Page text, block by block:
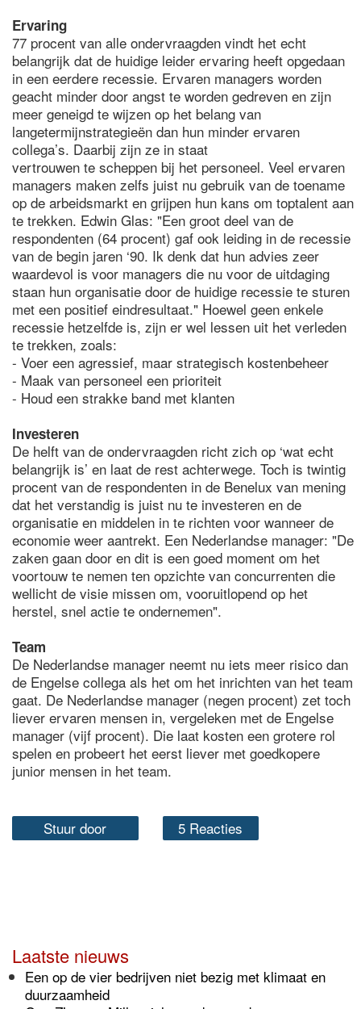
Ervaring
77 procent van alle ondervraagden vindt het echt
belangrijk dat de huidige leider ervaring heeft opgedaan
in een eerdere recessie. Ervaren managers worden
geacht minder door angst te worden gedreven en zijn
meer geneigd te wijzen op het belang van
langetermijnstrategieën dan hun minder ervaren
collega’s. Daarbij zijn ze in staat
vertrouwen te scheppen bij het personeel. Veel ervaren
managers maken zelfs juist nu gebruik van de toename
op de arbeidsmarkt en grijpen hun kans om toptalent aan
te trekken. Edwin Glas: "Een groot deel van de
respondenten (64 procent) gaf ook leiding in de recessie
van de begin jaren ‘90. Ik denk dat hun advies zeer
waardevol is voor managers die nu voor de uitdaging
staan hun organisatie door de huidige recessie te sturen
met een positief eindresultaat." Hoewel geen enkele
recessie hetzelfde is, zijn er wel lessen uit het verleden
te trekken, zoals:
- Voer een agressief, maar strategisch kostenbeheer
- Maak van personeel een prioriteit
- Houd een strakke band met klanten
Investeren
De helft van de ondervraagden richt zich op ‘wat echt
belangrijk is’ en laat de rest achterwege. Toch is twintig
procent van de respondenten in de Benelux van mening
dat het verstandig is juist nu te investeren en de
organisatie en middelen in te richten voor wanneer de
economie weer aantrekt. Een Nederlandse manager: "De
zaken gaan door en dit is een goed moment om het
voortouw te nemen ten opzichte van concurrenten die
wellicht de visie missen om, vooruitlopend op het
herstel, snel actie te ondernemen".
Team
De Nederlandse manager neemt nu iets meer risico dan
de Engelse collega als het om het inrichten van het team
gaat. De Nederlandse manager (negen procent) zet toch
liever ervaren mensen in, vergeleken met de Engelse
manager (vijf procent). Die laat kosten een grotere rol
spelen en probeert het eerst liever met goedkopere
junior mensen in het team.
Stuur door 5 Reacties
Laatste nieuws
Een op de vier bedrijven niet bezig met klimaat en
duurzaamheid